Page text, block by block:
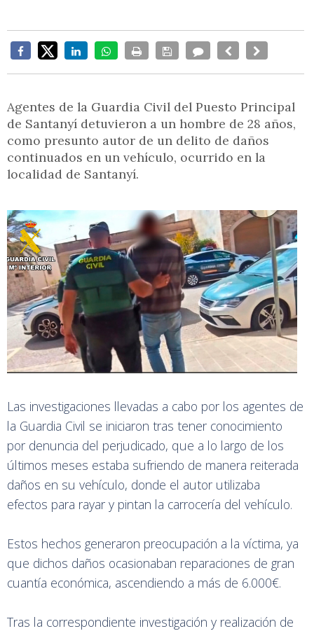
Agentes de la Guardia Civil del Puesto Principal
de Santanyí detuvieron a un hombre de 28 años,
como presunto autor de un delito de daños
continuados en un vehículo, ocurrido en la
localidad de Santanyí.
Las investigaciones llevadas a cabo por los agentes de
la Guardia Civil se iniciaron tras tener conocimiento
por denuncia del perjudicado, que a lo largo de los
últimos meses estaba sufriendo de manera reiterada
daños en su vehículo, donde el autor utilizaba
efectos para rayar y pintan la carrocería del vehículo.
Estos hechos generaron preocupación a la víctima, ya
que dichos daños ocasionaban reparaciones de gran
cuantía económica, ascendiendo a más de 6.000€.
Tras la correspondiente investigación y realización de